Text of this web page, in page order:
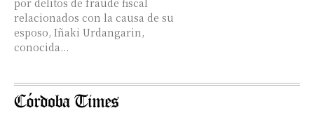
por delitos de fraude fiscal
relacionados con la causa de su
esposo, Iñaki Urdangarin,
conocida...